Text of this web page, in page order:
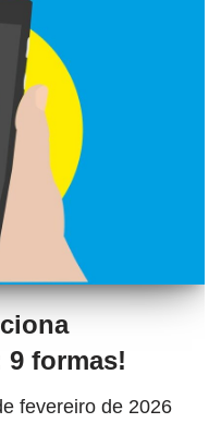
formas!
fevereiro de 2026